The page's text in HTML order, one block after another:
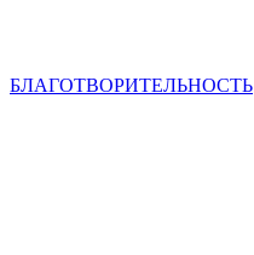
БЛАГОТВОРИТЕЛЬНОСТЬ